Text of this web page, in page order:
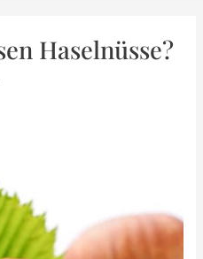
Haselnüsse?